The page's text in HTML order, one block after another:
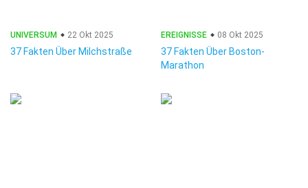
UNIVERSUM 22 Okt 2025
37 Fakten Über Milchstraße
EREIGNISSE 08 Okt 2025
37 Fakten Über Boston-
Marathon